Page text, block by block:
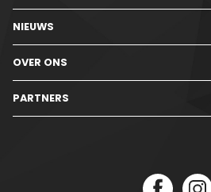
NIEUWS
OVER ONS
PARTNERS